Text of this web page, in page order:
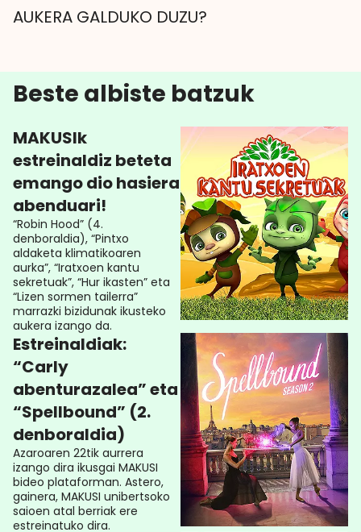
AUKERA GALDUKO DUZU?
Beste albiste batzuk
MAKUSIk
estreinaldiz beteta
emango dio hasiera
abenduari!
“Robin Hood” (4.
denboraldia), “Pintxo
aldaketa klimatikoaren
aurka”, “Iratxoen kantu
sekretuak”, “Hur ikasten” eta
“Lizen sormen tailerra”
marrazki bizidunak ikusteko
aukera izango da.
Estreinaldiak:
“Carly
abenturazalea” eta
“Spellbound” (2.
denboraldia)
Azaroaren 22tik aurrera
izango dira ikusgai MAKUSI
bideo plataforman. Astero,
gainera, MAKUSI unibertsoko
saioen atal berriak ere
estreinatuko dira.